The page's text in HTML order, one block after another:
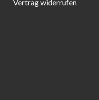
Vertrag widerrufen